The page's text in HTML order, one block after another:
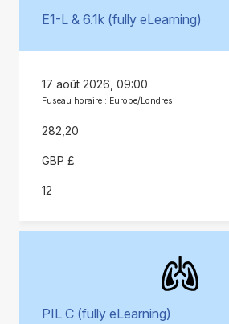
E1-L & 6.1k (fully eLearning)
17 août 2026, 09:00
Fuseau horaire : Europe/Londres
282,20
GBP £
12
PIL C (fully eLearning)